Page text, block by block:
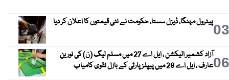
03پیٹرول مہنگا، ڈیزل سستا، حکومت نے نئی قیمتوں کا اعلان کر دیا
06
آزاد کشمیر الیکشن ، ایل اے 27 میں مسلم لیگ (ن) کی نورین
عارف ، ایل اے 28 میں پیپلز پارٹی کے بازل نقوی کامیاب